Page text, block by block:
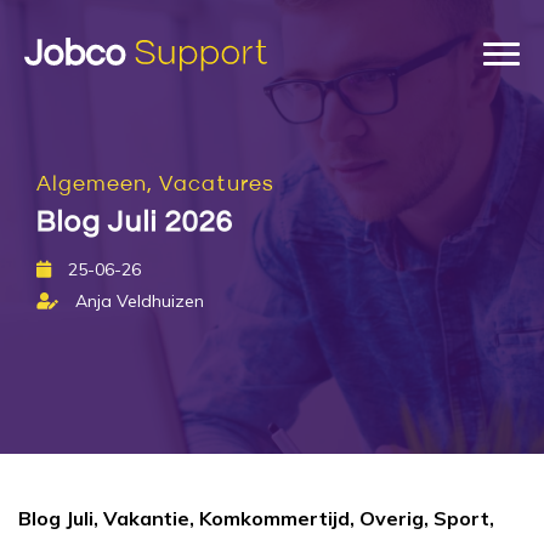
Algemeen, Vacatures
Blog Juli 2026
25-06-26
Anja Veldhuizen
Blog Juli, Vakantie, Komkommertijd, Overig, Sport,